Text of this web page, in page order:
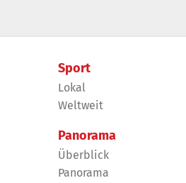
Sport
Lokal
Weltweit
Panorama
Überblick
Panorama